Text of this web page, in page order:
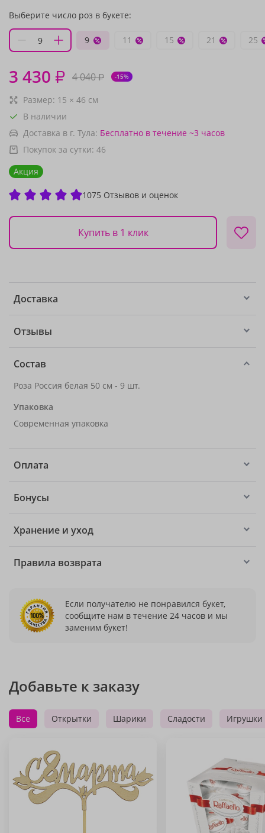
Выберите число роз в букете:
9 11 15 21 25
3 430 ₽ 4 040₽ -15%
Размер: 15 × 46 см
В наличии
Доставка в г. Тула: Бесплатно в течение ~3 часов
Покупок за сутки: 46
Акция
1075 Отзывов и оценок
Купить в 1 клик
Доставка
Отзывы
Состав
Роза Россия белая 50 см - 9 шт.
Упаковка
Современная упаковка
Оплата
Бонусы
Хранение и уход
Правила возврата
Если получателю не понравился букет,
сообщите нам в течение 24 часов и мы
заменим букет!
Добавьте к заказу
Все Открытки Шарики Сладости Игрушки